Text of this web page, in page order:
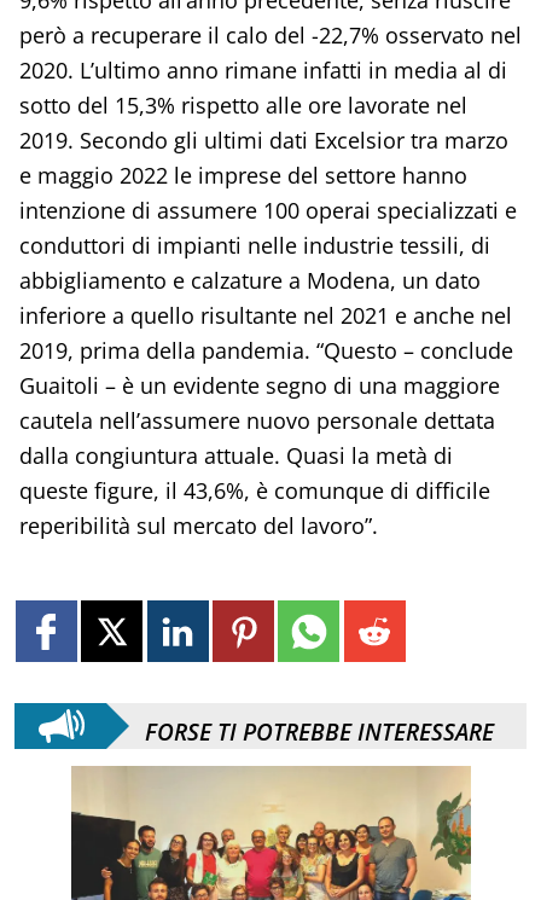
però a recuperare il calo del -22,7% osservato nel
2020. L’ultimo anno rimane infatti in media al di
sotto del 15,3% rispetto alle ore lavorate nel
2019. Secondo gli ultimi dati Excelsior tra marzo
e maggio 2022 le imprese del settore hanno
intenzione di assumere 100 operai specializzati e
conduttori di impianti nelle industrie tessili, di
abbigliamento e calzature a Modena, un dato
inferiore a quello risultante nel 2021 e anche nel
2019, prima della pandemia. “Questo – conclude
Guaitoli – è un evidente segno di una maggiore
cautela nell’assumere nuovo personale dettata
dalla congiuntura attuale. Quasi la metà di
queste figure, il 43,6%, è comunque di difficile
reperibilità sul mercato del lavoro”.
FORSE TI POTREBBE INTERESSARE